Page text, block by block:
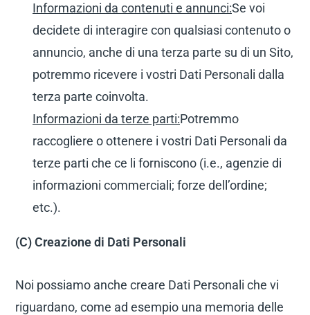
Informazioni da contenuti e annunci:Se voi
decidete di interagire con qualsiasi contenuto o
annuncio, anche di una terza parte su di un Sito,
potremmo ricevere i vostri Dati Personali dalla
terza parte coinvolta.
Informazioni da terze parti:Potremmo
raccogliere o ottenere i vostri Dati Personali da
terze parti che ce li forniscono (i.e., agenzie di
informazioni commerciali; forze dell’ordine;
etc.).
(C) Creazione di Dati Personali
Noi possiamo anche creare Dati Personali che vi
riguardano, come ad esempio una memoria delle